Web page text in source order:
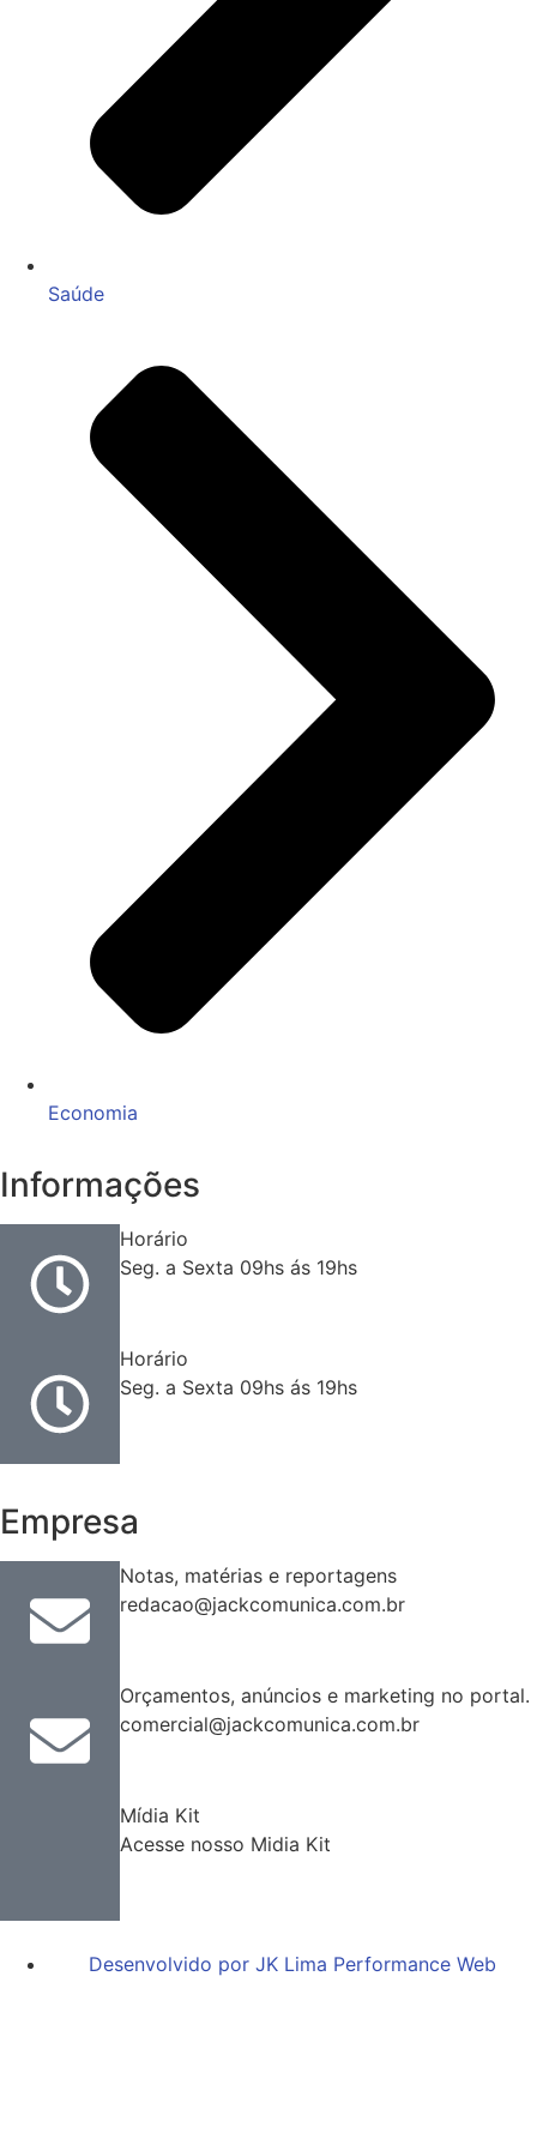
Saúde
Economia
Informações
Horário
Seg. a Sexta 09hs ás 19hs
Horário
Seg. a Sexta 09hs ás 19hs
Empresa
Notas, matérias e reportagens
redacao@jackcomunica.com.br
Orçamentos, anúncios e marketing no portal.
comercial@jackcomunica.com.br
Mídia Kit
Acesse nosso Midia Kit
Desenvolvido por JK Lima Performance Web